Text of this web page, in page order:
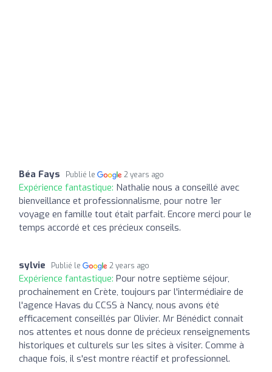
Béa Fays Publié le 2 years ago
Expérience fantastique: Nathalie nous a conseillé avec
bienveillance et professionnalisme, pour notre 1er
voyage en famille tout était parfait. Encore merci pour le
temps accordé et ces précieux conseils.
sylvie Publié le 2 years ago
Expérience fantastique: Pour notre septième séjour,
prochainement en Crète, toujours par l'intermédiaire de
l'agence Havas du CCSS à Nancy, nous avons été
efficacement conseillés par Olivier. Mr Bénédict connait
nos attentes et nous donne de précieux renseignements
historiques et culturels sur les sites à visiter. Comme à
chaque fois, il s'est montre réactif et professionnel.